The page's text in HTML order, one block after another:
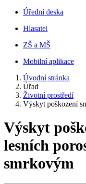
Úřední deska
Hlasatel
ZŠ a MŠ
Mobilní aplikace
Úvodní stránka
Úřad
Životní prostředí
Výskyt poškození
Výskyt
lesních
smrkovým